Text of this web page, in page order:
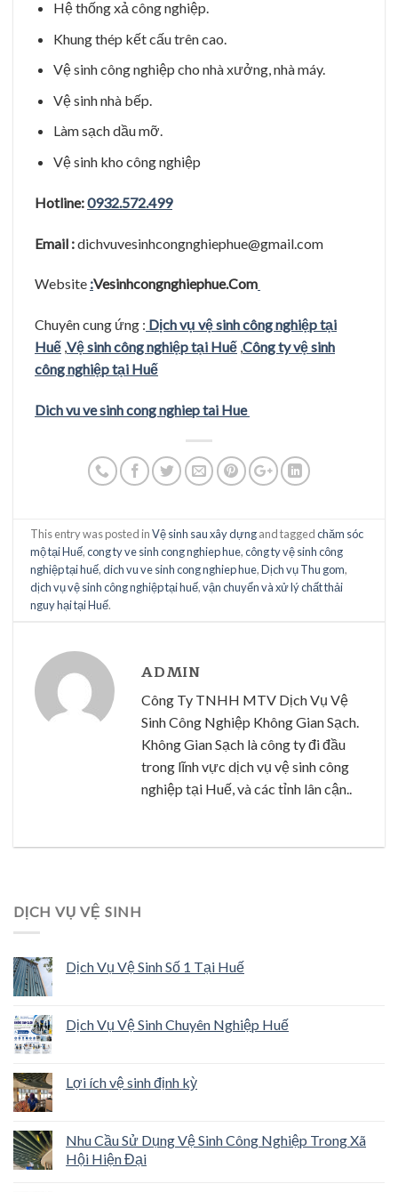
Hệ thống xả công nghiệp.
Khung thép kết cấu trên cao.
Vệ sinh công nghiệp cho nhà xưởng, nhà máy.
Vệ sinh nhà bếp.
Làm sạch dầu mỡ.
Vệ sinh kho công nghiệp
Hotline:0932.572.499
Email :dichvuvesinhcongnghiephue@gmail.com
Website :Vesinhcongnghiephue.Com
Chuyên cung ứng : Dịch vụ vệ sinh công nghiệp tại
Huế ,Vệ sinh công nghiệp tại Huế ,Công ty vệ sinh
công nghiệp tại Huế
Dich vu ve sinh cong nghiep tai Hue
This entry was posted inVệ sinh sau xây dựngand taggedchăm sóc
mộ tại Huế,cong ty ve sinh cong nghiep hue,công ty vệ sinh công
nghiệp tại huế,dich vu ve sinh cong nghiep hue,Dịch vụ Thu gom,
dịch vụ vệ sinh công nghiệp tại huế,vận chuyển và xử lý chất thải
nguy hại tại Huế.
ADMIN
Công Ty TNHH MTV Dịch Vụ Vệ
Sinh Công Nghiệp Không Gian Sạch.
Không Gian Sạch là công ty đi đầu
trong lĩnh vực dịch vụ vệ sinh công
nghiệp tại Huế, và các tỉnh lân cận..
DỊCH VỤ VỆ SINH
Dịch Vụ Vệ Sinh Số 1 Tại Huế
Dịch Vụ Vệ Sinh Chuyên Nghiệp Huế
Lợi ích vệ sinh định kỳ
Nhu Cầu Sử Dụng Vệ Sinh Công Nghiệp Trong Xã
Hội Hiện Đại